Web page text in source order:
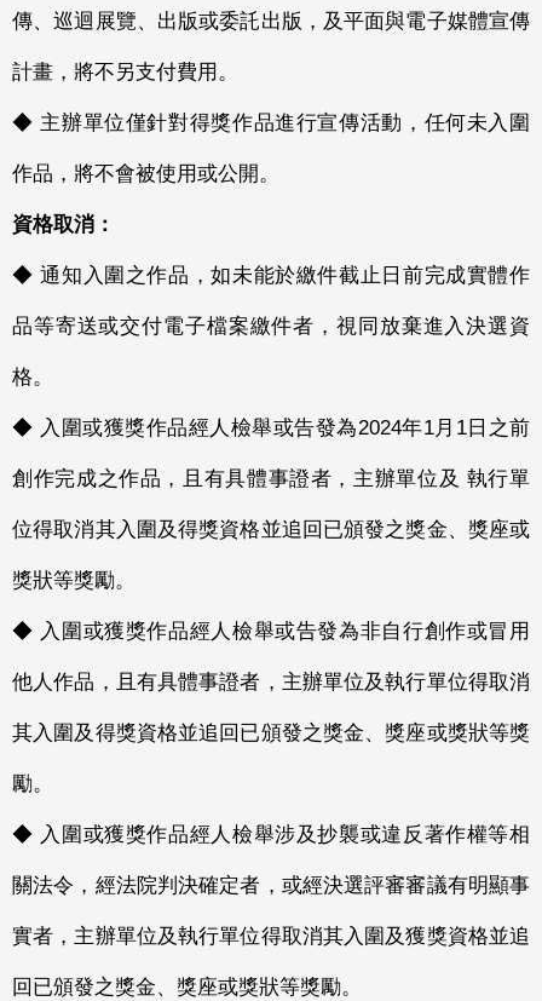
傳、巡迴展覽、出版或委託出版，及平面與電子媒體宣傳
計畫，將不另支付費用。
◆ 主辦單位僅針對得獎作品進行宣傳活動，任何未入圍
作品，將不會被使用或公開。
資格取消：
◆ 通知入圍之作品，如未能於繳件截止日前完成實體作
品等寄送或交付電子檔案繳件者，視同放棄進入決選資
格。
◆ 入圍或獲獎作品經人檢舉或告發為2024年1月1日之前
創作完成之作品，且有具體事證者，主辦單位及 執行單
位得取消其入圍及得獎資格並追回已頒發之獎金、獎座或
獎狀等獎勵。
◆ 入圍或獲獎作品經人檢舉或告發為非自行創作或冒用
他人作品，且有具體事證者，主辦單位及執行單位得取消
其入圍及得獎資格並追回已頒發之獎金、獎座或獎狀等獎
勵。
◆ 入圍或獲獎作品經人檢舉涉及抄襲或違反著作權等相
關法令，經法院判決確定者，或經決選評審審議有明顯事
實者，主辦單位及執行單位得取消其入圍及獲獎資格並追
回已頒發之獎金、獎座或獎狀等獎勵。